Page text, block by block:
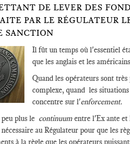
DE LEVER DES
PAR LE RÉGULATEUR
SANCTION
Il fût un temps où l'essentiel
que les anglais et les
Quand les opérateurs sont
complexe, quand les
concentre sur l'enforcement.
plus le continuum entre l'Ex ante
au Régulateur pour que les
à la règle que les opérateurs